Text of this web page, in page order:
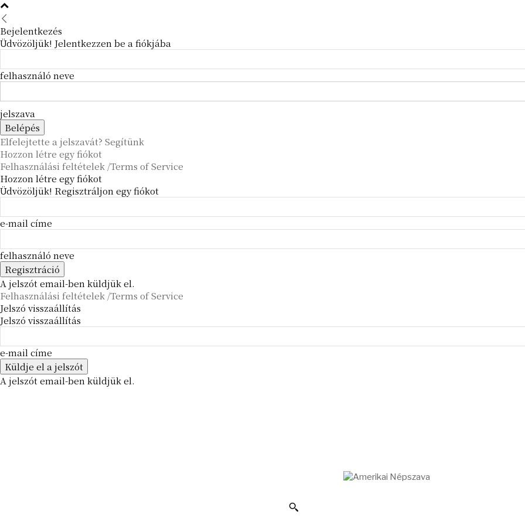
Bejelentkezés
Üdvözöljük! Jelentkezzen be a fiókjába
felhasználó neve
jelszava
Elfelejtette a jelszavát? Segítünk
Hozzon létre egy fiókot
Felhasználási feltételek /Terms of Service
Hozzon létre egy fiókot
Üdvözöljük! Regisztráljon egy fiókot
e-mail címe
felhasználó neve
A jelszót email-ben küldjük el.
Felhasználási feltételek /Terms of Service
Jelszó visszaállítás
Jelszó visszaállítás
e-mail címe
A jelszót email-ben küldjük el.